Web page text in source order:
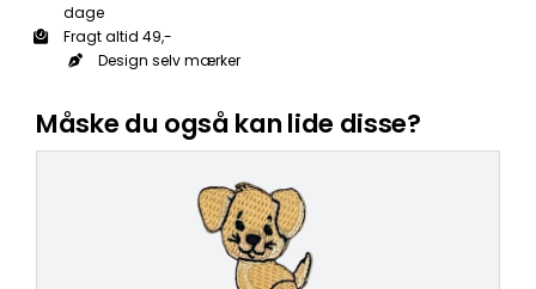
dage
Fragt altid 49,-
Design selv mærker
Måske du også kan lide disse?